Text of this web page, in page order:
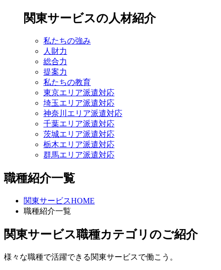
関東サービスの人材紹介
私たちの強み
人財力
総合力
提案力
私たちの教育
東京エリア派遣対応
埼玉エリア派遣対応
神奈川エリア派遣対応
千葉エリア派遣対応
茨城エリア派遣対応
栃木エリア派遣対応
群馬エリア派遣対応
職種紹介一覧
関東サービスHOME
職種紹介一覧
関東サービス職種カテゴリのご紹介
様々な職種で活躍できる関東サービスで働こう。